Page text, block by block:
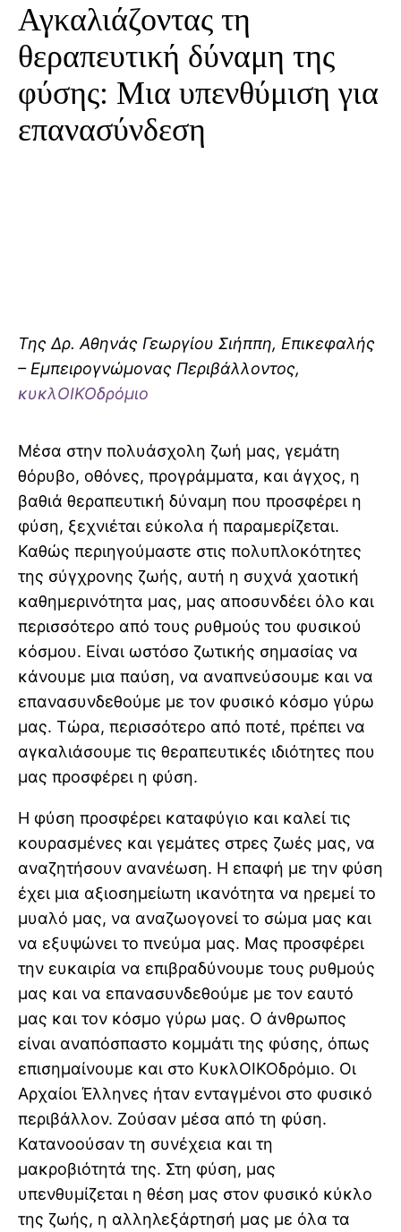
Αγκαλιάζοντας τη
θεραπευτική δύναμη της
φύσης: Μια υπενθύμιση για
επανασύνδεση
Της Δρ. Αθηνάς Γεωργίου Σιήππη, Επικεφαλής
– Εμπειρογνώμονας Περιβάλλοντος,
κυκλΟΙΚΟδρόμιο
Μέσα στην πολυάσχολη ζωή μας, γεμάτη
θόρυβο, οθόνες, προγράμματα, και άγχος, η
βαθιά θεραπευτική δύναμη που προσφέρει η
φύση, ξεχνιέται εύκολα ή παραμερίζεται.
Καθώς περιηγούμαστε στις πολυπλοκότητες
της σύγχρονης ζωής, αυτή η συχνά χαοτική
καθημερινότητα μας, μας αποσυνδέει όλο και
περισσότερο από τους ρυθμούς του φυσικού
κόσμου. Είναι ωστόσο ζωτικής σημασίας να
κάνουμε μια παύση, να αναπνεύσουμε και να
επανασυνδεθούμε με τον φυσικό κόσμο γύρω
μας. Τώρα, περισσότερο από ποτέ, πρέπει να
αγκαλιάσουμε τις θεραπευτικές ιδιότητες που
μας προσφέρει η φύση.
Η φύση προσφέρει καταφύγιο και καλεί τις
κουρασμένες και γεμάτες στρες ζωές μας, να
αναζητήσουν ανανέωση. Η επαφή με την φύση
έχει μια αξιοσημείωτη ικανότητα να ηρεμεί το
μυαλό μας, να αναζωογονεί το σώμα μας και
να εξυψώνει το πνεύμα μας. Μας προσφέρει
την ευκαιρία να επιβραδύνουμε τους ρυθμούς
μας και να επανασυνδεθούμε με τον εαυτό
μας και τον κόσμο γύρω μας. Ο άνθρωπος
είναι αναπόσπαστο κομμάτι της φύσης, όπως
επισημαίνουμε και στο ΚυκλΟΙΚΟδρόμιο. Οι
Αρχαίοι Έλληνες ήταν ενταγμένοι στο φυσικό
περιβάλλον. Ζούσαν μέσα από τη φύση.
Κατανοούσαν τη συνέχεια και τη
μακροβιότητά της. Στη φύση, μας
υπενθυμίζεται η θέση μας στον φυσικό κύκλο
της ζωής, η αλληλεξάρτησή μας με όλα τα